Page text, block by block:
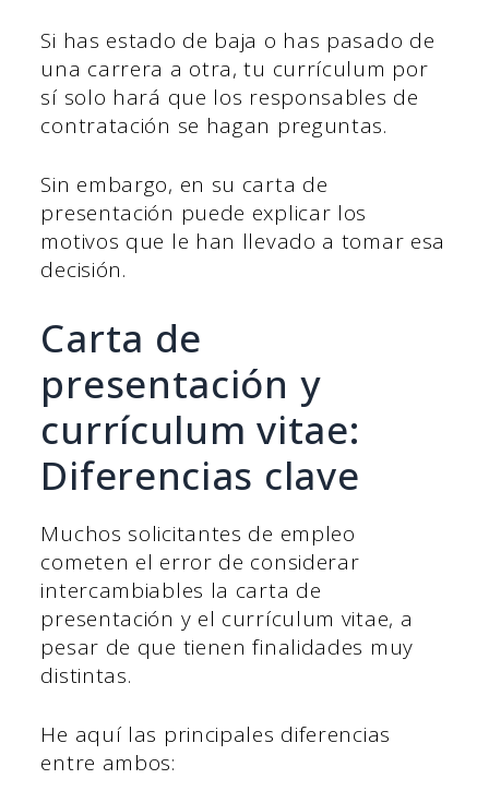
Si has estado de baja o has pasado de
una carrera a otra, tu currículum por
sí solo hará que los responsables de
contratación se hagan preguntas.
Sin embargo, en su carta de
presentación puede explicar los
motivos que le han llevado a tomar esa
decisión.
Carta de
presentación y
currículum vitae:
Diferencias clave
Muchos solicitantes de empleo
cometen el error de considerar
intercambiables la carta de
presentación y el currículum vitae, a
pesar de que tienen finalidades muy
distintas.
He aquí las principales diferencias
entre ambos: